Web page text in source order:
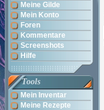
Meine Gilde
Mein Konto
Foren
Kommentare
Screenshots
Hilfe
Tools
Mein Inventar
Meine Rezepte